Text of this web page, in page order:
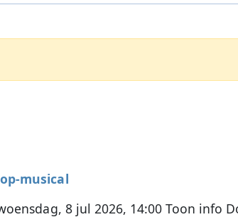
musical
8 jul 2026, 14:00 Toon info